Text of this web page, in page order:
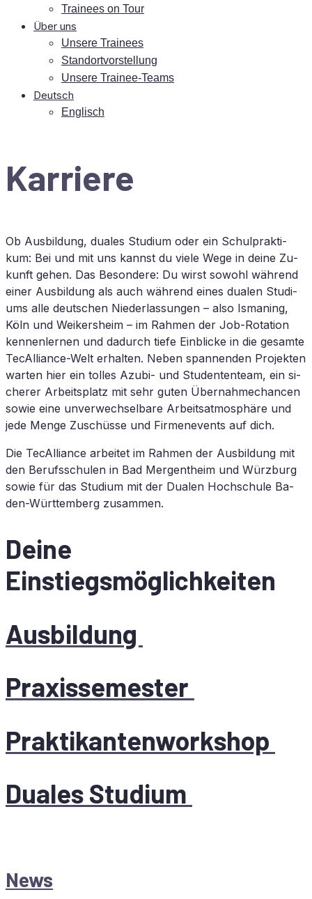
Trai­nees on Tour
Über uns
Un­se­re Trainees
Stand­ort­vor­stel­lung
Un­se­re Trainee-Teams
Deutsch
Eng­lisch
Kar­rie­re
Ob Aus­bil­dung, dua­les Studium oder ein Schul­prak­ti­
kum: Bei und mit uns kannst du vie­le Wege in dei­ne Zu­
kunft ge­hen. Das Be­son­de­re: Du wirst so­wohl wäh­rend
ei­ner Aus­bil­dung als auch wäh­rend ei­nes dua­len Stu­di­
ums alle deut­schen Nie­der­las­sun­gen – also Is­ma­ning,
Köln und Wei­kers­heim – im Rah­men der Job-Ro­ta­ti­on
ken­nen­ler­nen und da­durch tie­fe Ein­bli­cke in die ge­sam­te
TecAlliance-Welt er­hal­ten. Ne­ben span­nen­den Pro­jek­ten
war­ten hier ein tol­les Azu­bi- und Stu­den­ten­team, ein si­
che­rer Ar­beits­platz mit sehr gu­ten Über­nah­me­chan­cen
so­wie eine un­ver­wech­sel­ba­re Ar­beits­at­mo­sphä­re und
jede Men­ge Zu­schüs­se und Fir­men­events auf dich.
Die TecAlliance ar­bei­tet im Rah­men der Aus­bil­dung mit
den Be­rufs­schu­len in Bad Mer­gen­theim und Würz­burg
so­wie für das Studium mit der Dua­len Hoch­schu­le Ba­
den-Würt­tem­berg zusammen.
Dei­ne
Einstiegsmöglichkeiten
Ausbildung
Praxissemester
Praktikantenworkshop
Dua­les Studium
News